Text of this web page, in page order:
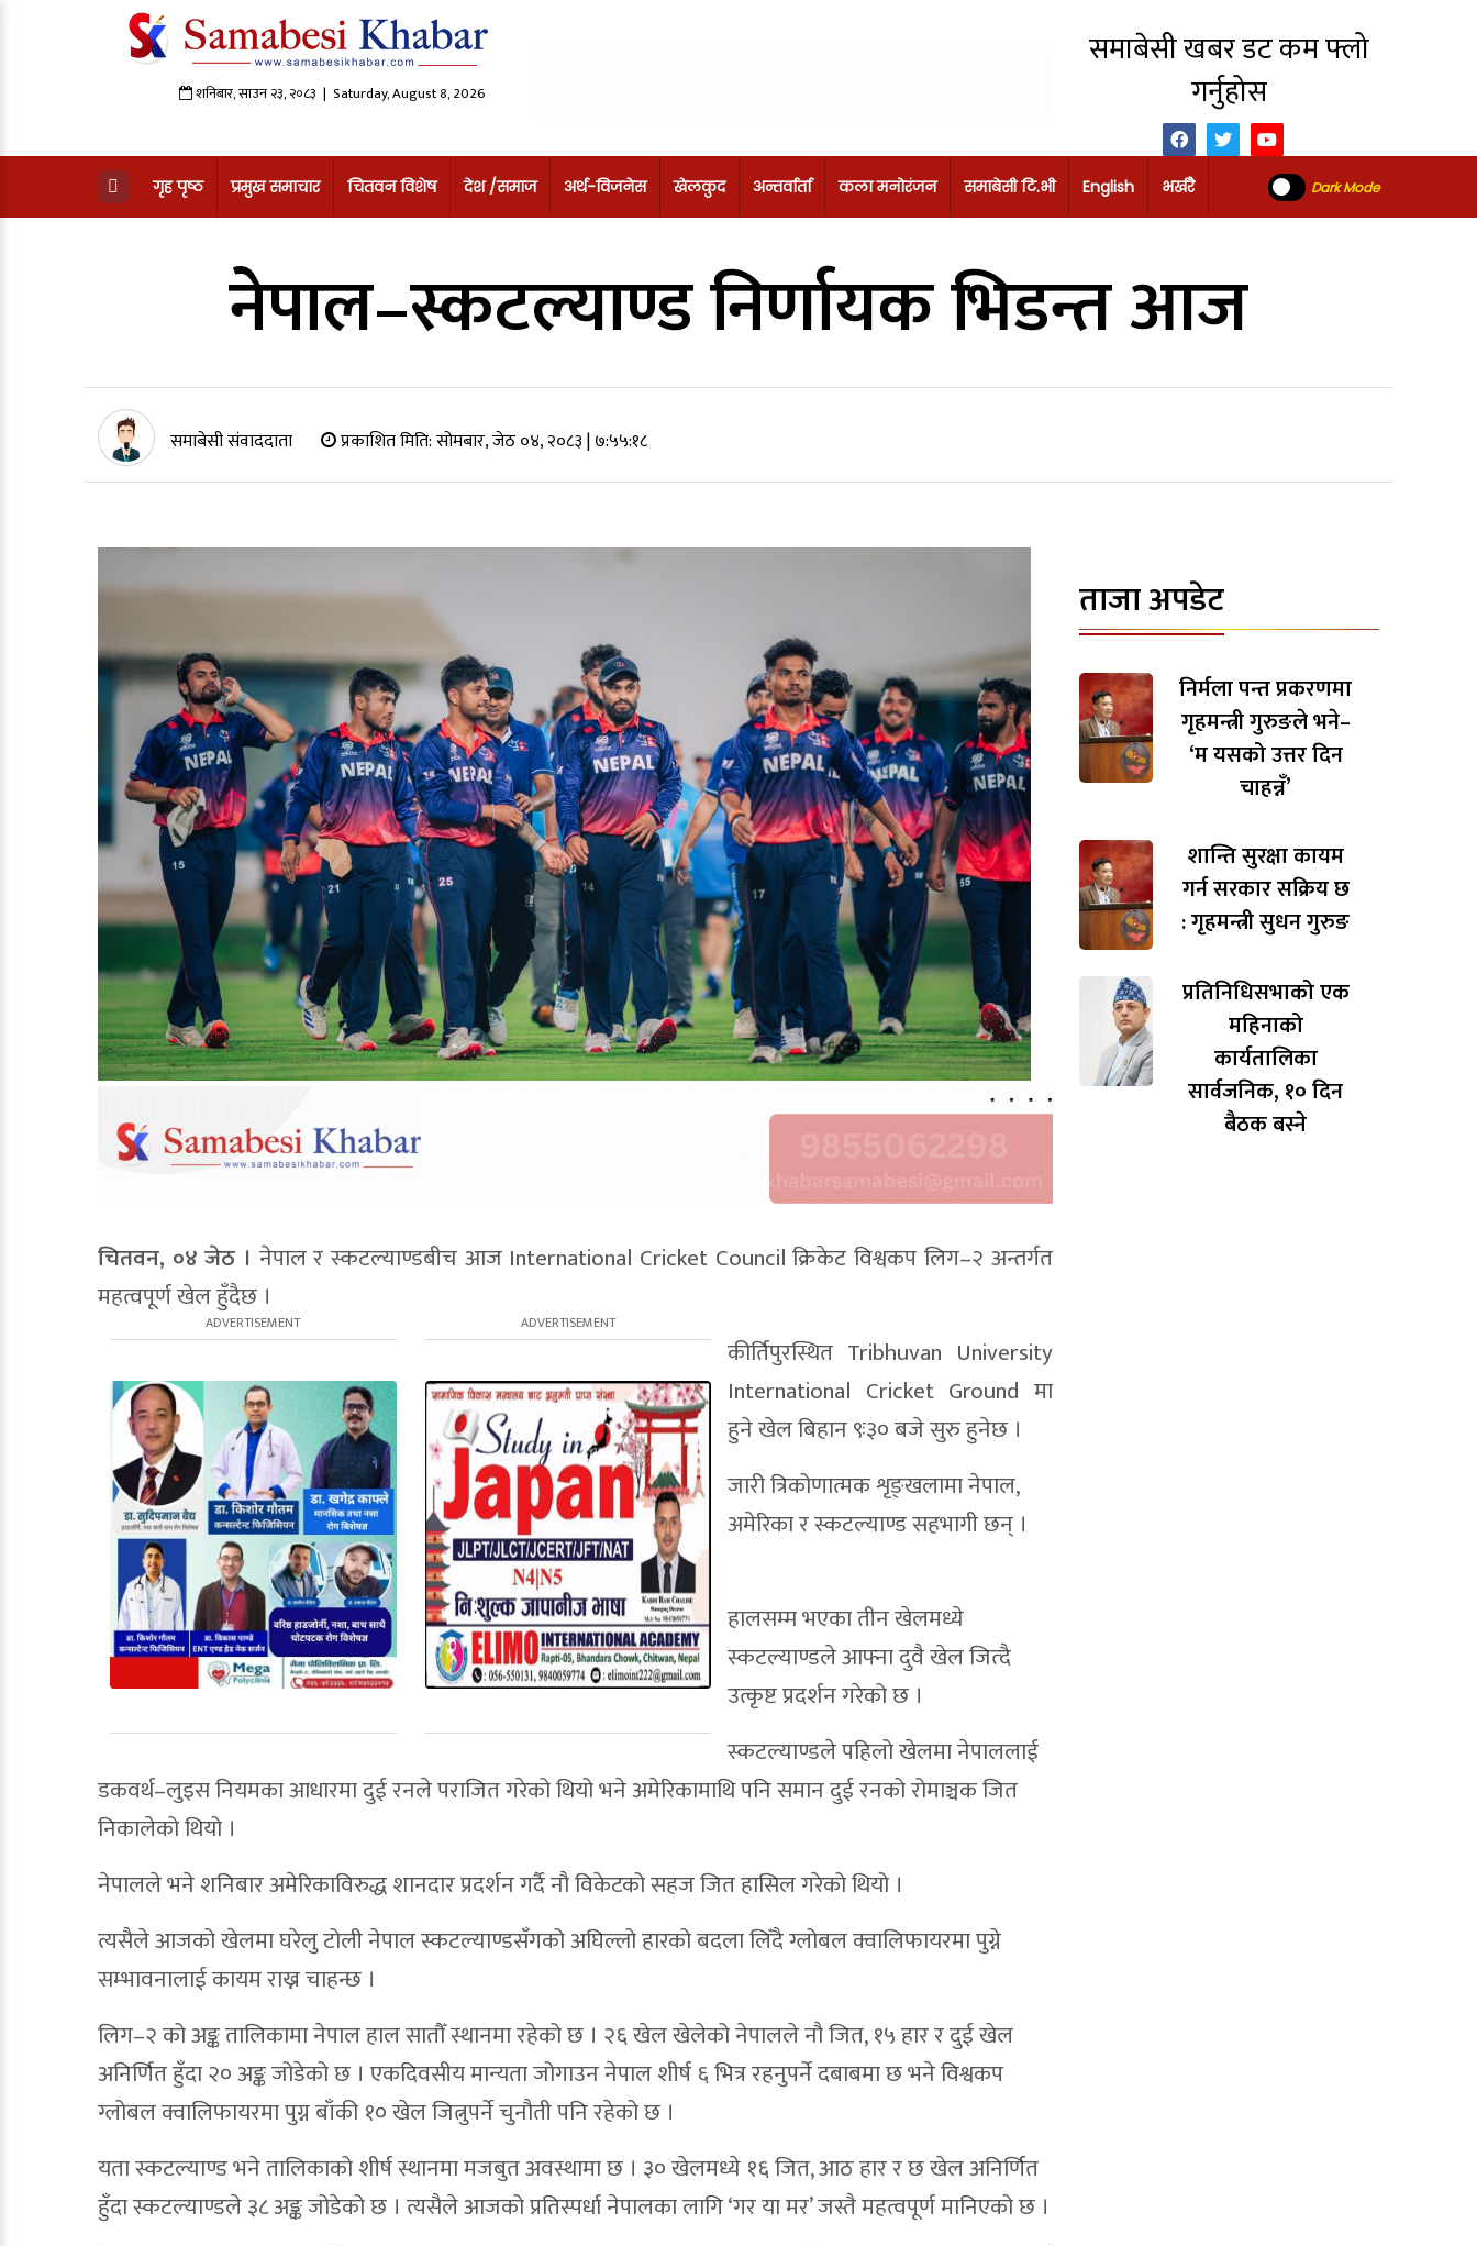
शनिबार,साउन२३,२०८३ | Saturday, August 8, 2026
समाबेसी खबर डट कम फ्लो
गर्नुहोस
गृह पृष्ठ प्रमुख समाचार चितवन विशेष देश /समाज अर्थ-विजनेस खेलकुद अन्तर्वार्ता कला मनोरंजन समाबेसी टि.भी English भर्खरै Dark Mode
नेपाल–स्कटल्याण्ड निर्णायक भिडन्त आज
समाबेसी संवाददाता प्रकाशित मिति:सोमबार, जेठ ०४, २०८३| ७:५५:१८
चितवन, ०४ जेठ । नेपाल र स्कटल्याण्डबीच आज International Cricket Council क्रिकेट विश्वकप लिग–२ अन्तर्गत
महत्वपूर्ण खेल हुँदैछ ।
कीर्तिपुरस्थित Tribhuvan University
International Cricket Ground मा
हुने खेल बिहान ९ः३० बजे सुरु हुनेछ ।
जारी त्रिकोणात्मक शृङ्खलामा नेपाल,
अमेरिका र स्कटल्याण्ड सहभागी छन् ।
हालसम्म भएका तीन खेलमध्ये
स्कटल्याण्डले आफ्ना दुवै खेल जित्दै
उत्कृष्ट प्रदर्शन गरेको छ ।
स्कटल्याण्डले पहिलो खेलमा नेपाललाई
डकवर्थ–लुइस नियमका आधारमा दुई रनले पराजित गरेको थियो भने अमेरिकामाथि पनि समान दुई रनको रोमाञ्चक जित
निकालेको थियो ।
नेपालले भने शनिबार अमेरिकाविरुद्ध शानदार प्रदर्शन गर्दै नौ विकेटको सहज जित हासिल गरेको थियो ।
त्यसैले आजको खेलमा घरेलु टोली नेपाल स्कटल्याण्डसँगको अघिल्लो हारको बदला लिँदै ग्लोबल क्वालिफायरमा पुग्ने
सम्भावनालाई कायम राख्न चाहन्छ ।
लिग–२ को अङ्क तालिकामा नेपाल हाल सातौँ स्थानमा रहेको छ । २६ खेल खेलेको नेपालले नौ जित, १५ हार र दुई खेल
अनिर्णित हुँदा २० अङ्क जोडेको छ । एकदिवसीय मान्यता जोगाउन नेपाल शीर्ष ६ भित्र रहनुपर्ने दबाबमा छ भने विश्वकप
ग्लोबल क्वालिफायरमा पुग्न बाँकी १० खेल जित्नुपर्ने चुनौती पनि रहेको छ ।
यता स्कटल्याण्ड भने तालिकाको शीर्ष स्थानमा मजबुत अवस्थामा छ । ३० खेलमध्ये १६ जित, आठ हार र छ खेल अनिर्णित
हुँदा स्कटल्याण्डले ३८ अङ्क जोडेको छ । त्यसैले आजको प्रतिस्पर्धा नेपालका लागि ‘गर या मर’ जस्तै महत्वपूर्ण मानिएको छ ।
ताजा अपडेट
निर्मला पन्त प्रकरणमा
गृहमन्त्री गुरुङले भने–
‘म यसको उत्तर दिन
चाहन्नँ’
शान्ति सुरक्षा कायम
गर्न सरकार सक्रिय छ
: गृहमन्त्री सुधन गुरुङ
प्रतिनिधिसभाको एक
महिनाको
कार्यतालिका
सार्वजनिक, १० दिन
बैठक बस्ने